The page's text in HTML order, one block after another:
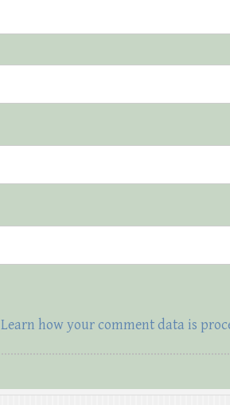
Learn how your comment data is